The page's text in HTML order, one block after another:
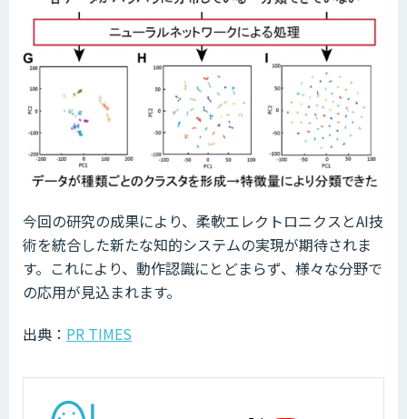
今回の研究の成果により、柔軟エレクトロニクスとAI技
術を統合した新たな知的システムの実現が期待されま
す。これにより、動作認識にとどまらず、様々な分野で
の応用が見込まれます。
出典： PR TIMES